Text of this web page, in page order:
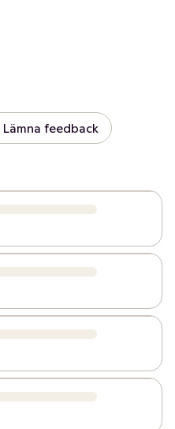
Lämna feedback